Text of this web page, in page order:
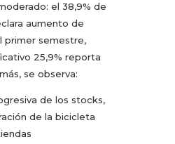
el 38,9% de
aumento de
primer semestre,
25,9% reporta
se observa:
de los stocks,
de la bicicleta